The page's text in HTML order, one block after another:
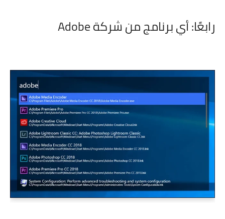
رابعًا: أي برنامج من شركة Adobe